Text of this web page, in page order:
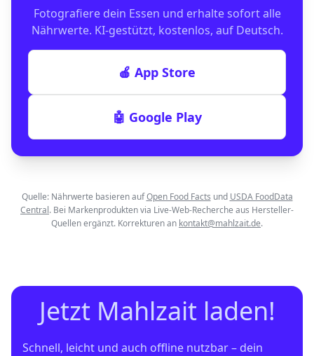
Fotografiere dein Essen und erhalte sofort alle
Nährwerte. KI-gestützt, kostenlos, auf Deutsch.
🍎 App Store
🤖 Google Play
Quelle: Nährwerte basieren auf Open Food Facts und USDA FoodData
Central. Bei Markenprodukten via Live-Web-Recherche aus Hersteller-
Quellen ergänzt. Korrekturen an kontakt@mahlzait.de.
Jetzt Mahlzait laden!
Schnell, leicht und auch offline nutzbar – dein